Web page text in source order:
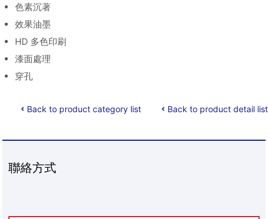
色素沉著
效果油墨
HD 多色印刷
漆面處理
穿孔
Back to product category list Back to product detail list
聯絡方式